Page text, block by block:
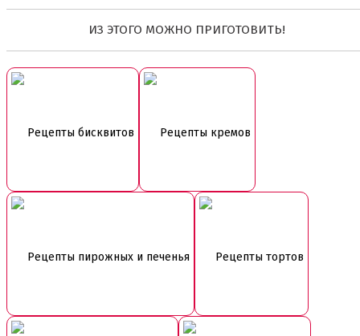
ИЗ ЭТОГО МОЖНО ПРИГОТОВИТЬ!
Рецепты бисквитов Рецепты кремов
Рецепты пирожных и печенья Рецепты тортов